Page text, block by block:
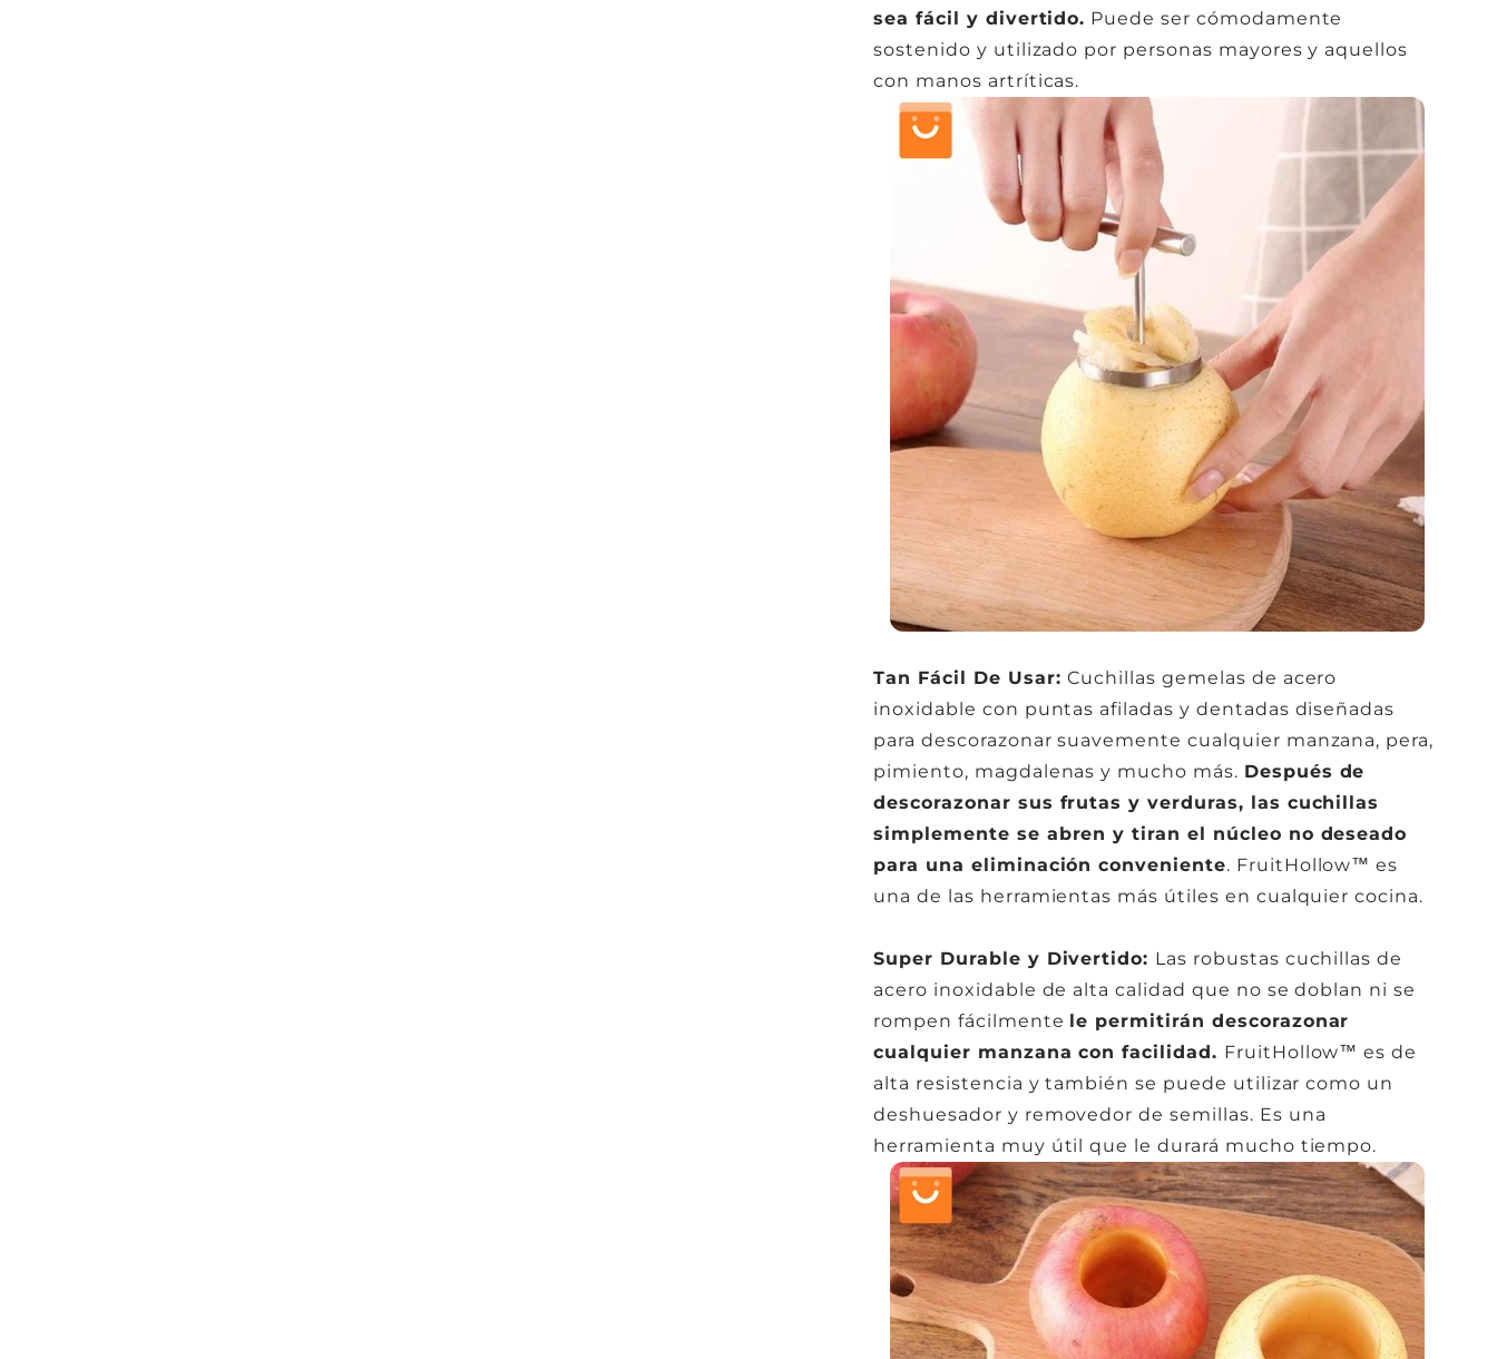
sea fácil y divertido. Puede ser cómodamente
sostenido y utilizado por personas mayores y aquellos
con manos artríticas.
Tan Fácil De Usar:Cuchillas gemelas de acero
inoxidable con puntas afiladas y dentadas diseñadas
para descorazonar suavemente cualquier manzana, pera,
pimiento, magdalenas y mucho más. Después de
descorazonar sus frutas y verduras, las cuchillas
simplemente se abren y tiran el núcleo no deseado
para una eliminación conveniente. FruitHollow™ es
una de las herramientas más útiles en cualquier cocina.
Super Durable y Divertido: Las robustas cuchillas de
acero inoxidable de alta calidad que no se doblan ni se
rompen fácilmente le permitirán descorazonar
cualquier manzana con facilidad. FruitHollow™ es de
alta resistencia y también se puede utilizar como un
deshuesador y removedor de semillas. Es una
herramienta muy útil que le durará mucho tiempo.